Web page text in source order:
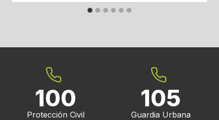
100
Protección Civil
105
Guardia Urbana